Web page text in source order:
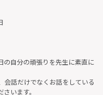
の自分の頑張りを先生に素直に
会話だけでなくお話をしている
います。